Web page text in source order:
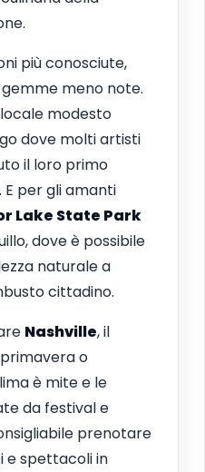
più conosciute,
meno note.
modesto
dove molti artisti
il loro primo
E per gli amanti
Lake State Park
dove è possibile
naturale a
cittadino.
Nashville, il
o
è mite e le
da festival e
prenotare
e spettacoli in